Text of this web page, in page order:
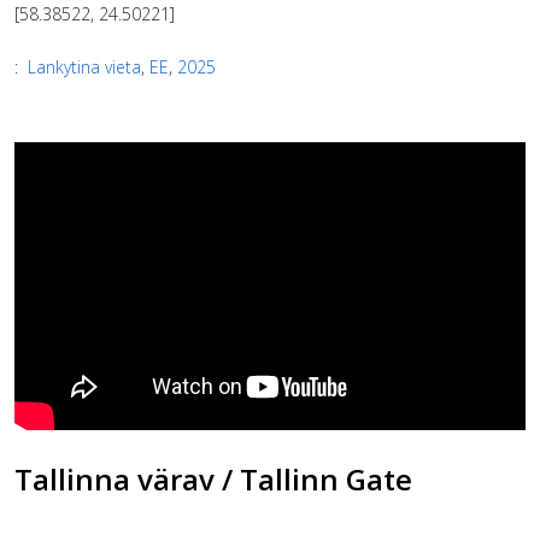
[58.38522, 24.50221]
: Lankytina vieta, EE, 2025
Tallinna värav / Tallinn Gate